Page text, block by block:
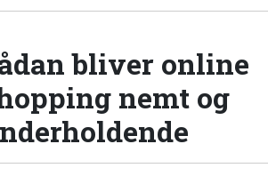
bliver online
nemt og